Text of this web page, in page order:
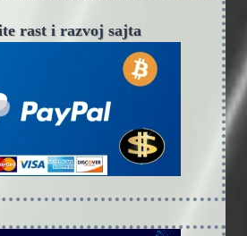
rast i razvoj sajta